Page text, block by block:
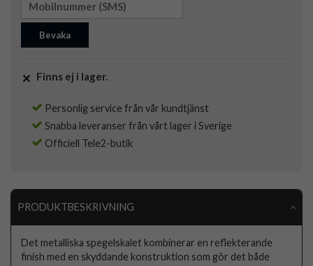
Bevaka
Finns ej i lager.
Personlig service från vår kundtjänst
Snabba leveranser från vårt lager i Sverige
Officiell Tele2-butik
PRODUKTBESKRIVNING
Det metalliska spegelskalet kombinerar en reflekterande
finish med en skyddande konstruktion som gör det både